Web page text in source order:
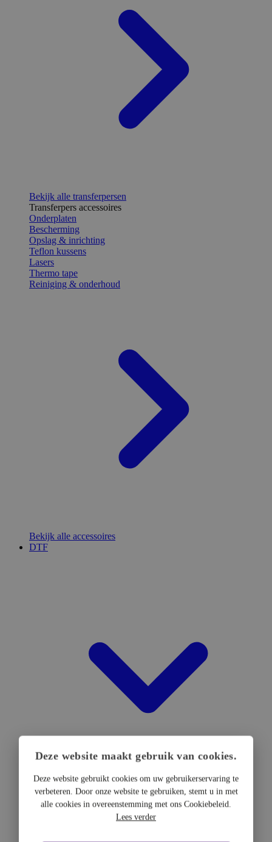
Bekijk alle transferpersen
Transferpers accessoires
Onderplaten
Bescherming
Opslag & inrichting
Teflon kussens
Lasers
Thermo tape
Reiniging & onderhoud
Bekijk alle accessoires
DTF
DTF Hardware
DTF Printers
Deze website maakt gebruik van cookies.
Deze website gebruikt cookies om uw gebruikerservaring te
verbeteren. Door onze website te gebruiken, stemt u in met
alle cookies in overeenstemming met ons Cookiebeleid.
Lees verder